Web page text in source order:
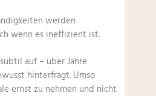
werden
wenn es ineffizient ist.
auf – über Jahre
hinterfragt. Umso
ernst zu nehmen und nicht